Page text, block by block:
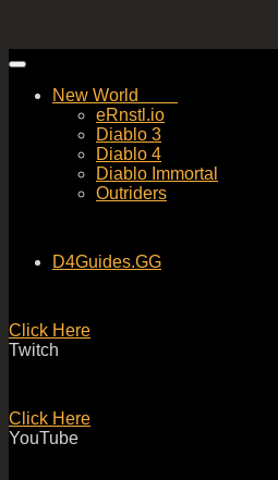
Skip
contentNew World
eRnstl.io
Diablo 3
Diablo 4
Diablo Immortal
Outriders
D4Guides.GG
Click Here
Twitch
Click Here
YouTube